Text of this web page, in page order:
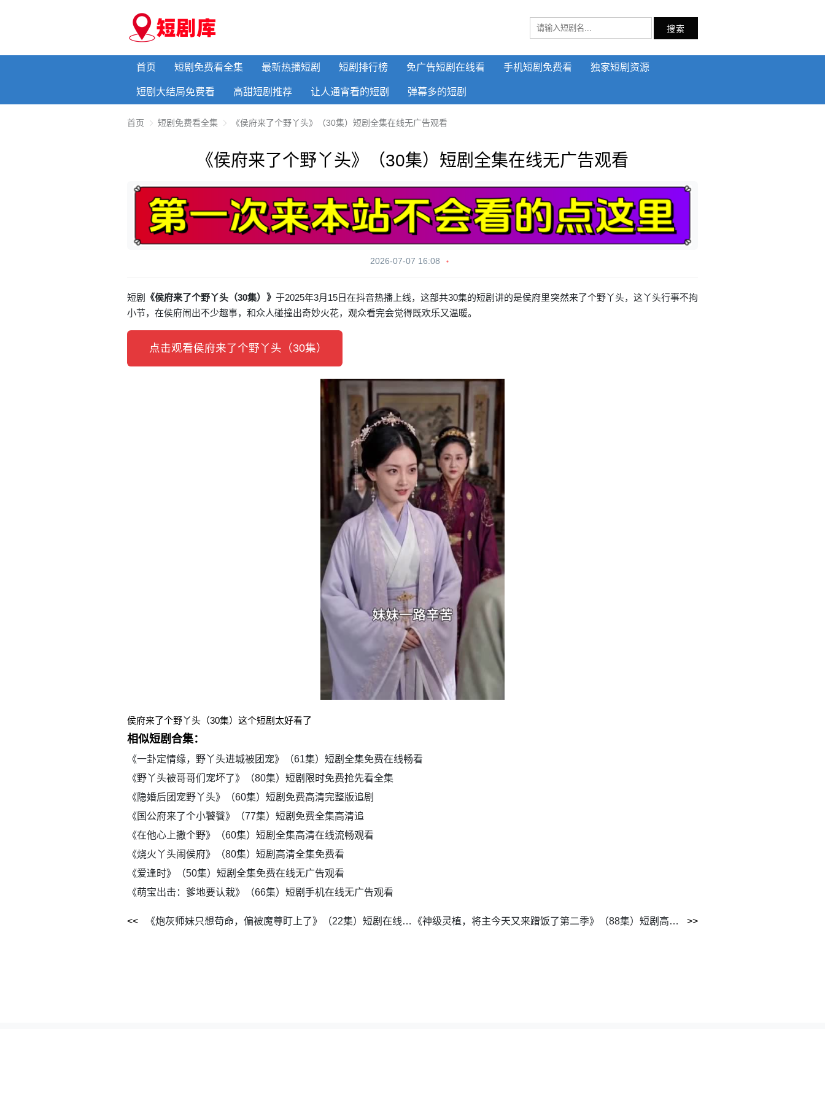
搜索
首页 短剧免费看全集 最新热播短剧 短剧排行榜 免广告短剧在线看 手机短剧免费看 独家短剧资源
短剧大结局免费看 高甜短剧推荐 让人通宵看的短剧 弹幕多的短剧
首页 短剧免费看全集 《侯府来了个野丫头》（30集）短剧全集在线无广告观看
《侯府来了个野丫头》（30集）短剧全集在线无广告观看
2026-07-07 16:08
短剧 《侯府来了个野丫头（30集）》 于2025年3月15日在抖音热播上线，这部共30集的短剧讲的是侯府里突然来了个野丫头，这丫头行事不拘
小节，在侯府闹出不少趣事，和众人碰撞出奇妙火花，观众看完会觉得既欢乐又温暖。
点击观看侯府来了个野丫头（30集）
侯府来了个野丫头（30集）这个短剧太好看了
相似短剧合集：
《一卦定情缘，野丫头进城被团宠》（61集）短剧全集免费在线畅看
《野丫头被哥哥们宠坏了》（80集）短剧限时免费抢先看全集
《隐婚后团宠野丫头》（60集）短剧免费高清完整版追剧
《国公府来了个小饕餮》（77集）短剧免费全集高清追
《在他心上撒个野》（60集）短剧全集高清在线流畅观看
《烧火丫头闹侯府》（80集）短剧高清全集免费看
《爱逢时》（50集）短剧全集免费在线无广告观看
《萌宝出击：爹地要认栽》（66集）短剧手机在线无广告观看
《炮灰师妹只想苟命，偏被魔尊盯上了》（22集）短剧在线免费追剧 《神级灵植，将主今天又来蹭饭了第二季》（88集）短剧高清全集免费追